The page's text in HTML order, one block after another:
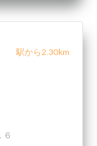
駅から2.30km
６